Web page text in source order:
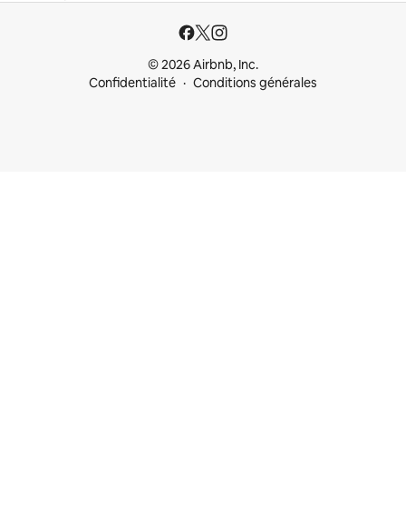
© 2026 Airbnb, Inc.
Confidentialité
Conditions générales